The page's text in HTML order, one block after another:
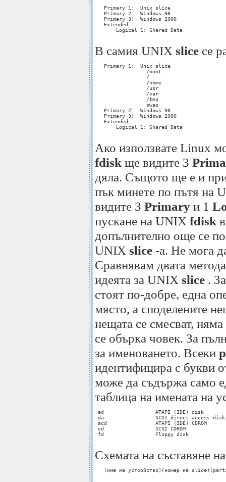
   Primary 1:  Unix slice
   Primary 2:  Windows 98
   Primary 3:  Windows 2000
   Extended :
       Logical 1: Shared Data
В самия UNIX slice се
   Primary 1:  Unix slice
                 /boot
                 /
                 /home
                 /usr
                 /var
                 /tmp
                 swap
   Primary 2:  Windows 98
   Primary 3:  Windows 2000
   Extended :
       Logical 1: Shared Data
Ако използвате Linux
fdisk ще видите 3
дяла. Същото ще е и
пък минете по пътя на
видите 3 Primary и 1
пускане на UNIX fdisk
допълнително още се
UNIX slice -a. Не мога
Сравнявам двата
идеята за UNIX slice .
стоят по-добре, една
място, а споделените
нещата се смесват,
се обърка човек. За
за именоването. Всеки
идентифицира с букви
може да съдържа само
таблица на имената на
ad                 ATAPI (IDE) disk
da                 SCSI direct access
acd                ATAPI (IDE) CDROM
cd                 SCSI CDROM
fd                 Floppy disk
Схемата на съставяне
(име на устройство)(номер на